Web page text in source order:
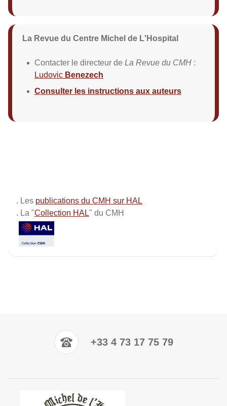
La Revue du Centre Michel de L'Hospital
Contacter le directeur de La Revue du CMH :
Ludovic Benezech
Consulter les instructions aux auteurs
. Les publications du CMH sur HAL
. La "Collection HAL" du CMH
+33 4 73 17 75 79